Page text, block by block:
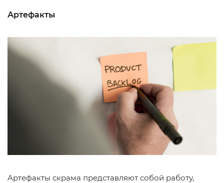
Артефакты
Aртефакты скрама представляют собой работу,